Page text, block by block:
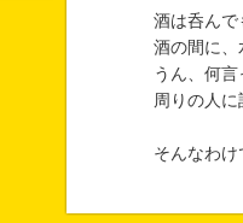
酒は呑んで
酒の間に、
うん、何言
周りの人に
そんなわけ